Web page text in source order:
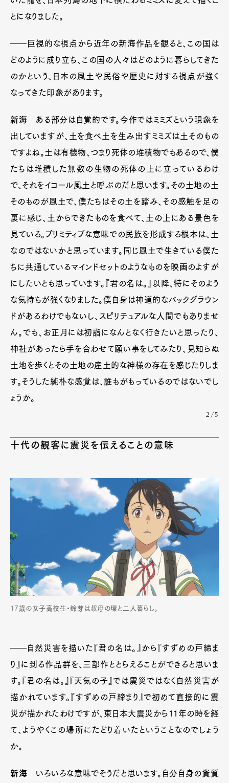
Pen Meet
Pen international
とになりました。
――巨視的な視点から近年の新海作品を観ると、この国は
どのように成り立ち、この国の人々はどのように暮らしてきた
のかという、日本の風土や民俗や歴史に対する視点が強く
なってきた印象があります。
新海 ある部分は自覚的です。今作ではミミズという現象を
出していますが、土を食べ土を生み出すミミズは土そのもの
ですよね。土は有機物、つまり死体の堆積物でもあるので、僕
たちは堆積した無数の生物の死体の上に立っているわけ
で、それをイコール風土と呼ぶのだと思います。その土地の土
そのものが風土で、僕たちはその土を踏み、その感触を足の
裏に感じ、土からできたものを食べて、土の上にある景色を
見ている。プリミティブな意味での民族を形成する根本は、土
なのではないかと思っています。同じ風土で生きている僕た
ちに共通しているマインドセットのようなものを映画のよすが
にしたいとも思っています。『君の名は。』以降、特にそのよう
な気持ちが強くなりました。僕自身は神道的なバックグラウン
ドがあるわけでもないし、スピリチュアルな人間でもありませ
ん。でも、お正月には初詣になんとなく行きたいと思ったり、
神社があったら手を合わせて願い事をしてみたり、見知らぬ
土地を歩くとその土地の産土的な神様の存在を感じたりしま
す。そうした純朴な感覚は、誰もがもっているのではないでし
ょうか。
2/5
十代の観客に震災を伝えることの意味
17歳の女子高校生・鈴芽は叔母の環と二人暮らし。
――自然災害を描いた『君の名は。』から『すずめの戸締ま
り』に到る作品群を、三部作ととらえることができると思いま
す。『君の名は。』『天気の子』では震災ではなく自然災害が
描かれています。『すずめの戸締まり』で初めて直接的に震
災が描かれたわけですが、東日本大震災から11年の時を経
て、ようやくこの場所にたどり着いたということなのでしょう
か。
新海 いろいろな意味でそうだと思います。自分自身の資質